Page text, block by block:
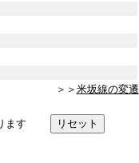
＞＞ 米坂線の変遷
ます